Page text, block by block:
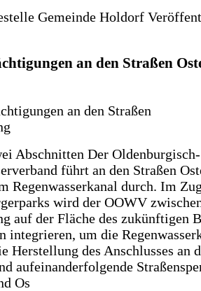
Gemeinde Holdorf
an den Straßen
Abschnitten Der Oldenburgisch-
führt an den Straßen
Regenwasserkanal durch. Im
wird der OOWV
auf der Fläche des zukünftigen
integrieren, um die
Herstellung des Anschlusses an
aufeinanderfolgende
Os